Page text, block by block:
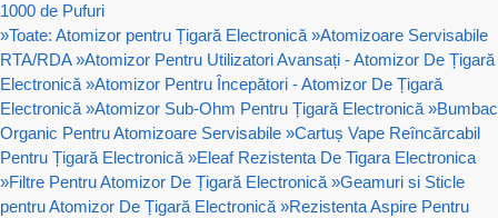
1000 de Pufuri
»Toate: Atomizor pentru Țigară Electronică »Atomizoare Servisabile
RTA/RDA »Atomizor Pentru Utilizatori Avansați - Atomizor De Țigară
Electronică »Atomizor Pentru Începători - Atomizor De Țigară
Electronică »Atomizor Sub-Ohm Pentru Țigară Electronică »Bumbac
Organic Pentru Atomizoare Servisabile »Cartuș Vape Reîncărcabil
Pentru Țigară Electronică »Eleaf Rezistenta De Tigara Electronica
»Filtre Pentru Atomizor De Țigară Electronică »Geamuri si Sticle
pentru Atomizor De Țigară Electronică »Rezistenta Aspire Pentru